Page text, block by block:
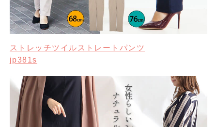
ストレッチツイルストレートパンツ
jp381s